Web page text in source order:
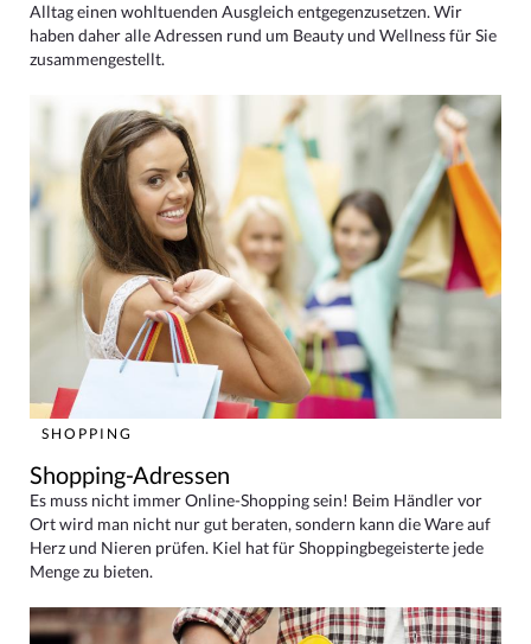
Alltag einen wohltuenden Ausgleich entgegenzusetzen. Wir
haben daher alle Adressen rund um Beauty und Wellness für Sie
zusammengestellt.
SHOPPING
Shopping-Adressen
Es muss nicht immer Online-Shopping sein! Beim Händler vor
Ort wird man nicht nur gut beraten, sondern kann die Ware auf
Herz und Nieren prüfen. Kiel hat für Shoppingbegeisterte jede
Menge zu bieten.